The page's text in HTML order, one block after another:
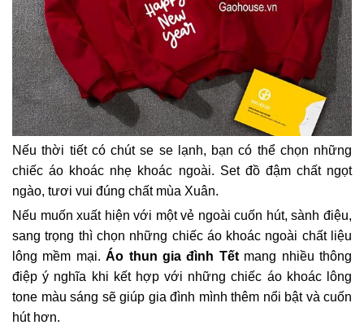
Nếu thời tiết có chút se se lạnh, bạn có thể chọn những
chiếc áo khoác nhẹ khoác ngoài. Set đồ đậm chất ngọt
ngào, tươi vui đúng chất mùa Xuân.
Nếu muốn xuất hiện với một vẻ ngoài cuốn hút, sành điệu,
sang trọng thì chọn những chiếc áo khoác ngoài chất liệu
lông mềm mại.Áo thun gia đình Tếtmang nhiều thông
điệp ý nghĩa khi kết hợp với những chiếc áo khoác lông
tone màu sáng sẽ giúp gia đình mình thêm nổi bật và cuốn
hút hơn.